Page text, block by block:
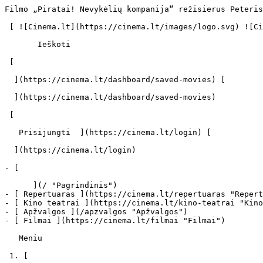
Filmo „Piratai! Nevykėlių kompanija“ režisierus Peteris Lordas atskleidė įspūdingus darbo prie šio filmo mastus - cinema.lt                            Ieškoti     

 [ ![Cinema.lt](https://cinema.lt/images/logo.svg) ![Cinema.lt](https://cinema.lt/images/favicon.svg) ](https://cinema.lt "Cinema.lt")

       Ieškoti     

 [  

  ](https://cinema.lt/dashboard/saved-movies) [  

  ](https://cinema.lt/dashboard/saved-movies)

 [  

   Prisijungti  ](https://cinema.lt/login) [  

  ](https://cinema.lt/login) 

- [  

      ](/ "Pagrindinis")
- [ Repertuaras ](https://cinema.lt/repertuaras "Repertuaras")
- [ Kino teatrai ](https://cinema.lt/kino-teatrai "Kino teatrai")
- [ Apžvalgos ](/apzvalgos "Apžvalgos")
- [ Filmai ](https://cinema.lt/filmai "Filmai")

   Meniu   

 1. [ 

      cinema.lt  ](/)
2. [  Naujienos  ](https://cinema.lt/naujienos)
3. Filmo „Piratai! Nevykėlių kompanija“ režisierus Peteris Lordas atskleidė įspūdingus darbo prie šio filmo mastus

Filmo „Piratai! Nevykėlių kompanija“ režisierus Peteris Lordas atskleidė įspūdingus darbo prie šio filmo mastus
===============================================================================================================

Britų animacijos studijos „Aardman Animation" darbuotojai kino pasaulyje vadinami stebukladariais. Susivieniję su kompanija „Sony Pictures Animation" ir sujungę ryškiausius talentus su geriausiomis techninėmis galimybėmis jie sukūrė naują plastilino animacijos šedevrą, filmą „Piratai! Nevykėlių kompanija", kurį Lietuvos žiūrovai 3D formatu galės išvysti jau nuo kovo 30-osios.

Ilgai laukto filmo „Piratai! Nevykėlių kompanija" režisieriumi tapo vienas „Aardman Animation" bendrasavininkų, animacijos amato žinovas Peteris Lordas, dirbęs prie tokių pasaulyje pamiltų filmų kaip „Viščiukų maištas" bei „Volisas ir Gromitas".

„Aardman Animation" arkliukas - sustabdyto kadro animacijos projektai, įspūdingi savo sudėtingumu ir darbų apimtimi, mat tokio filmavimo metu judesį įgauna negyvi daiktai - plastilino ar kitos specialios medžiagos figūrėlės ir daiktų maketai. Toks kino kūrimo būdas reikalauja ne tik ypatingo kruopštumo, bet ir kantrybės.

Stulbinančios darbo apimtys ir skaičiai

Kaip portalui Collider.com sakė P.Lordas, iš viso prie filmo „Piratai! Nevykėlių kompanija" kūrimo prisidėjo 320-ies žmonių komanda, kurioje dirbo 33 dailininkai-animatoriai, 41 filmavimo grupė, o filmo kadrai buvo filmuojami net keturiose studijose.

Nuolat filmuke matomas pagrindinis piratų laivas buvo pagamintas rankomis, jį sudaro 44,569 detalės. Jo statytojai sugaišo 5000 valandų, kad sukurtų piratų laivą tokį, kokį jį išvys kino žiūrovai. Galutinis laivo maketas svėrė tik 350 kilogramų, jo ilgis buvo 4,2 metro, o aukštis - 6 metrai. Filme „Piratai! Nevykėlių kompanija" vaizduojamame karalienės Viktorijos brangenybių kambaryje sutilpo per 400 tūkstančių auksinių monetų.

„Aardman Animation" butaforininkai šiam filmui sukūrė per 220 tūkst. įvairių dekoracijų. Prie šio skaičiaus papildomai prisidėjo studijos stiklapūčio Kimo George‘o sukurti buteliukai, lempos ir stiklinės, kurių kiekviena buvo gaminama atskirai. Filmo kūrimo procese pagrindinio herojaus, Piratų kapitono, kurį originale įgarsino Hugh Grantas, o lietuviškoje versijoje Rolandas Kazlas, barzda buvo sukurta net penkių skirtingų dizainų. Galiausiai kūrėjai